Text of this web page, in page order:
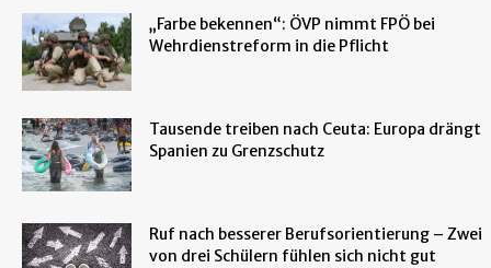
„Farbe bekennen“: ÖVP nimmt FPÖ bei
Wehrdienstreform in die Pflicht
Tausende treiben nach Ceuta: Europa drängt
Spanien zu Grenzschutz
Ruf nach besserer Berufsorientierung – Zwei
von drei Schülern fühlen sich nicht gut